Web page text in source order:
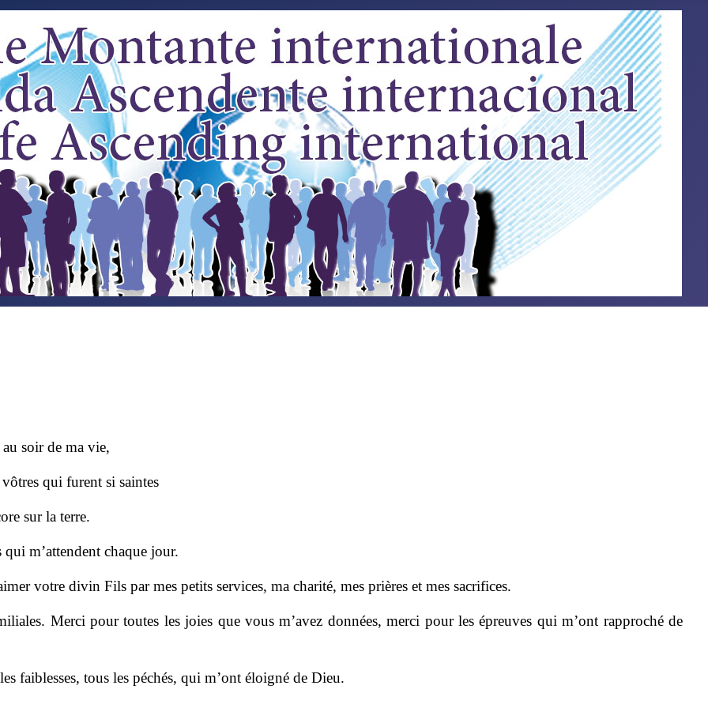
soir de ma vie,
qui furent si saintes
sur la terre.
m’attendent chaque jour.
votre divin Fils par mes petits services, ma charité, mes prières et mes sacrifices.
Merci pour toutes les joies que vous m’avez données, merci pour les épreuves qui m’ont rapproché de
faiblesses, tous les péchés, qui m’ont éloigné de Dieu.